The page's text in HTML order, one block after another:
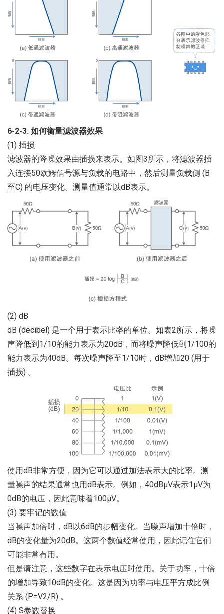
6-2-3. 如何衡量滤波器效果
(1) 插损
滤波器的降噪效果由插损来表示。如图3所示，将滤波器插
入连接50欧姆信号源与负载的电路中，然后测量负载侧 (B
至C) 的电压变化。测量值通常以dB表示。
(2) dB
dB (decibel) 是一个用于表示比率的单位。如表2所示，将噪
声降低到1/10的能力表示为20dB，而将噪声降低到1/100的
能力表示为40dB。每次噪声降至1/10时，dB增加20 (用于
插损) 。
使用dB非常方便，因为它可以通过加法表示大的比率。测
量噪声的结果通常也用dB表示。例如，40dBμV表示1μV为
0dB的电压，因此意味着100μV。
(3) 要牢记的数值
当噪声加倍时，dB以6dB的步幅变化。当噪声增加十倍时，
dB的变化量为20dB。这两个数值经常使用，因此记住它们
可能非常有用。
但是请注意，这些数字在表示电压时使用。关于功率，十倍
的增加导致10dB的变化。这是因为功率与电压平方成比例
关系 (P=V2/R) 。
(4) S参数替换